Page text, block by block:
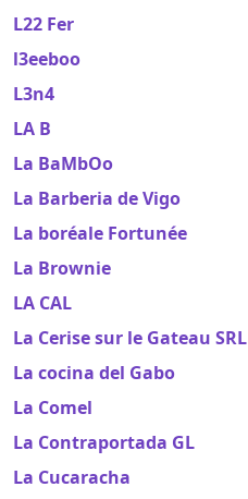
L22 Fer
l3eeboo
L3n4
LA B
La BaMbOo
La Barberia de Vigo
La boréale Fortunée
La Brownie
LA CAL
La Cerise sur le Gateau SRL
La cocina del Gabo
La Comel
La Contraportada GL
La Cucaracha